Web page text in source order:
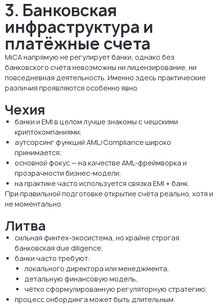
3. Банковская
инфраструктура и
платёжные счета
MiCA напрямую не регулирует банки, однако без
банковского счёта невозможны ни лицензирование, ни
повседневная деятельность. Именно здесь практические
различия проявляются особенно явно.
Чехия
банки и EMI в целом лучше знакомы с чешскими
криптокомпаниями;
аутсорсинг функций AML/Compliance широко
принимается;
основной фокус — на качестве AML-фреймворка и
прозрачности бизнес-модели;
на практике часто используется связка EMI + банк.
При правильной подготовке открытие счёта реально, хотя и
не моментально.
Литва
сильная финтех-экосистема, но крайне строгая
банковская due diligence;
банки часто требуют:
локального директора или менеджмента,
детальную финансовую модель,
чётко сформулированную регуляторную стратегию;
процесс онбординга может быть длительным.